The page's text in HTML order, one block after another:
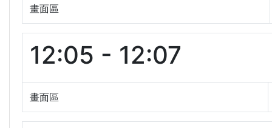
畫面區
12:05 - 12:07
畫面區